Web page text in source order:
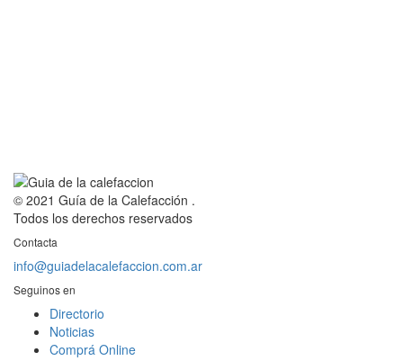
© 2021 Guía de la Calefacción .
Todos los derechos reservados
Contacta
info@guiadelacalefaccion.com.ar
Seguinos en
Directorio
Noticias
Comprá Online